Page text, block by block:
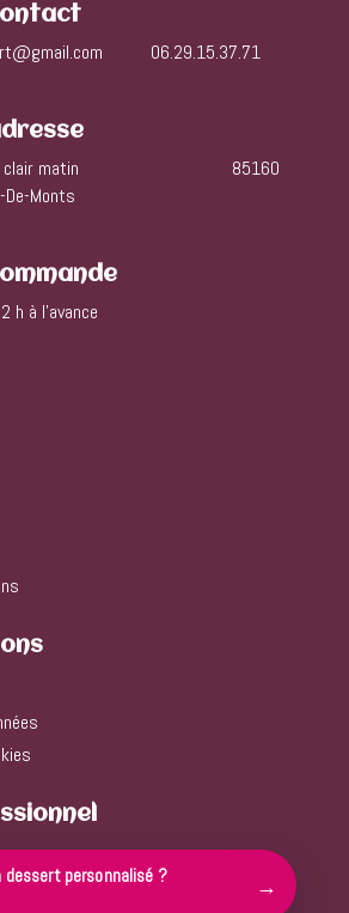
06.29.15.37.71
clair matin 85160
De-Monts
h à l’avance
dessert personnalisé ? →